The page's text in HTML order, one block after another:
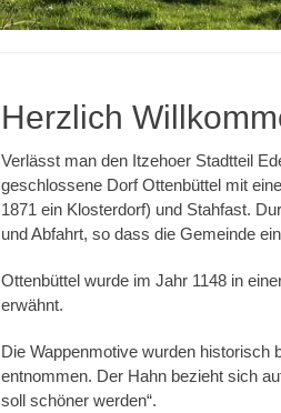
Herzlich
Verlässt man den Itzehoer Stadtteil
geschlossene Dorf Ottenbüttel mit
1871 ein Klosterdorf) und Stahfast.
und Abfahrt, so dass die Gemeinde
Ottenbüttel wurde im Jahr 1148 in
erwähnt.
Die Wappenmotive wurden historisch
entnommen. Der Hahn bezieht sich
soll schöner werden“.